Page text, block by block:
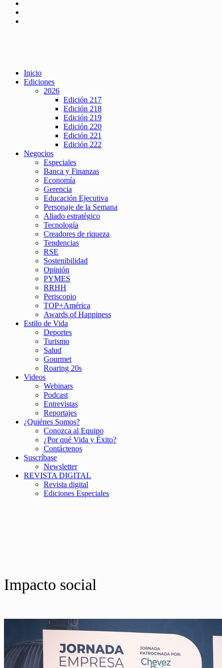
Inicio
Ediciones
2026
Edición 217
Edición 218
Edición 219
Edición 220
Edición 221
Edición 222
Negocios
Especiales
Banca y Finanzas
Economía
Gerencia
Educación Ejecutiva
Personaje de la Semana
Aliado estratégico
Tecnología
Creadores de riqueza
Tendencias
RSE
Sostenibilidad
Opinión
PYMES
RRHH
Periscopio
TOP+América
Awards of Happiness
Estilo de Vida
Deportes
Turismo
Salud
Gourmet
Roaring 20s
Videos
Webinars
Podcast
Entrevistas
Reportajes
¿Quiénes Somos?
Conozca al Equipo
¿Por qué Vida y Éxito?
Contáctenos
Suscríbase
Newsletter
REVISTA DIGITAL
Revista digital
Ediciones Especiales
Impacto social